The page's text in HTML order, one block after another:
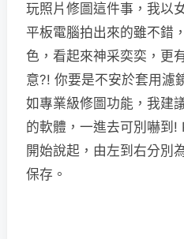
玩照片修圖這件事，我以
平板電腦拍出來的雖不錯
色，看起來神采奕奕，更
意?! 你要是不安於套用濾
如專業級修圖功能，我建
的軟體，一進去可別嚇到!
開始說起，由左到右分別
保存。